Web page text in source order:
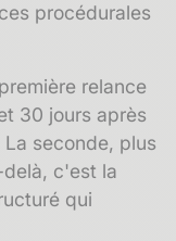
procédurales
relance
30 jours après
seconde, plus
c'est la
qui